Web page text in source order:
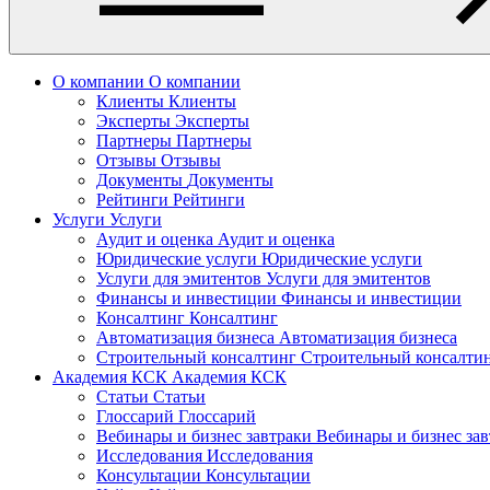
О компании О компании
Клиенты Клиенты
Эксперты Эксперты
Партнеры Партнеры
Отзывы Отзывы
Документы Документы
Рейтинги Рейтинги
Услуги Услуги
Аудит и оценка Аудит и оценка
Юридические услуги Юридические услуги
Услуги для эмитентов Услуги для эмитентов
Финансы и инвестиции Финансы и инвестиции
Консалтинг Консалтинг
Автоматизация бизнеса Автоматизация бизнеса
Строительный консалтинг Строительный
Академия КСК Академия КСК
Статьи Статьи
Глоссарий Глоссарий
Вебинары и бизнес завтраки Вебинары и бизнес
Исследования Исследования
Консультации Консультации